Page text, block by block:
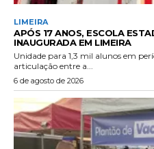
LIMEIRA
APÓS 17 ANOS, ESCOLA
INAUGURADA EM LIMEIRA
Unidade para 1,3 mil alunos em
articulação entre a...
6 de agosto de 2026